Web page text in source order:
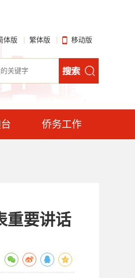
体版 繁体版 移动版
侨务工作
重要讲话